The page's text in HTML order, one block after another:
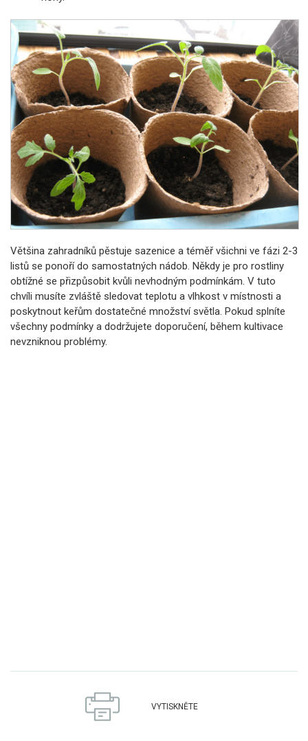
Většina zahradníků pěstuje sazenice a téměř všichni ve fázi 2-3
listů se ponoří do samostatných nádob. Někdy je pro rostliny
obtížné se přizpůsobit kvůli nevhodným podmínkám. V tuto
chvíli musíte zvláště sledovat teplotu a vlhkost v místnosti a
poskytnout keřům dostatečné množství světla. Pokud splníte
všechny podmínky a dodržujete doporučení, během kultivace
nevzniknou problémy.
VYTISKNĚTE